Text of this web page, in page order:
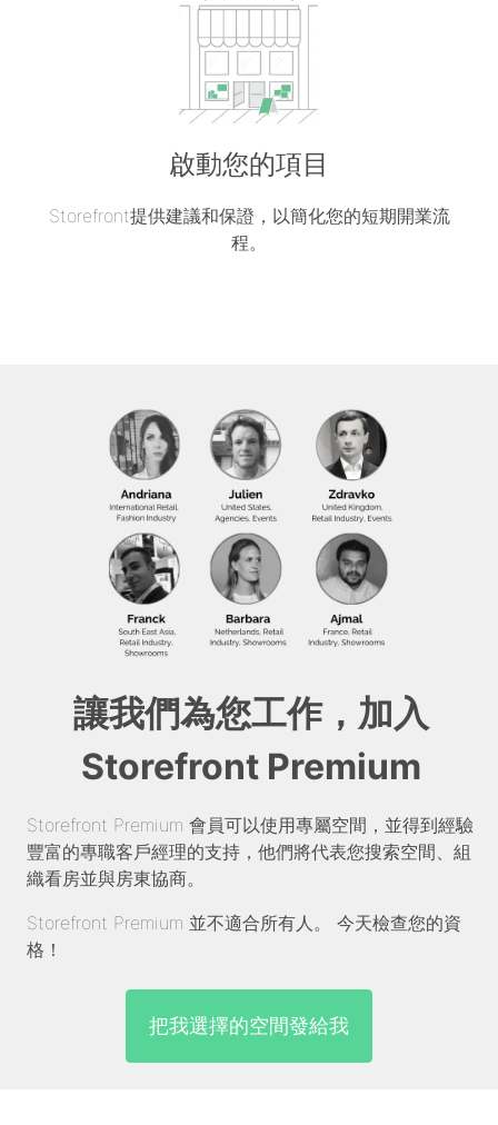
啟動您的項目
Storefront提供建議和保證，以簡化您的短期開業流
程。
讓我們為您工作，加入
Storefront Premium
Storefront Premium 會員可以使用專屬空間，並得到經驗
豐富的專職客戶經理的支持，他們將代表您搜索空間、組
織看房並與房東協商。
Storefront Premium 並不適合所有人。 今天檢查您的資
格！
把我選擇的空間發給我